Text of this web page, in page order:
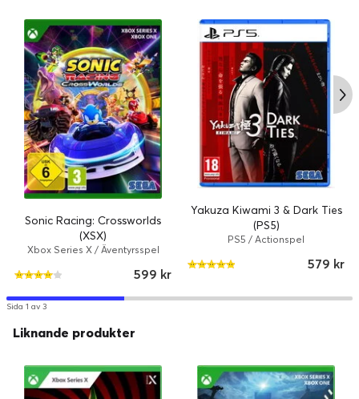
Sonic Racing: Crossworlds
(XSX)
Xbox Series X / Äventyrsspel
599 kr
Yakuza Kiwami 3 & Dark Ties
(PS5)
PS5 / Actionspel
579 kr
Sida 1 av 3
Liknande produkter